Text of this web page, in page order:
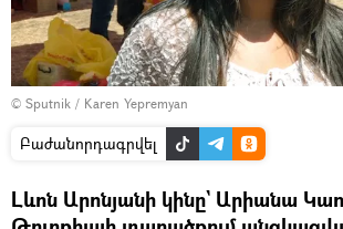
© Sputnik / Karen Yepremyan
Բաժանորդագրվել
Լևոն Արոնյանի կինը` Արիանա